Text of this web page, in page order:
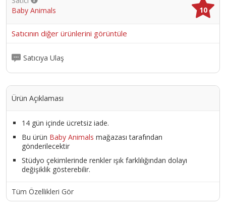
Baby Animals
10
Satıcının diğer ürünlerini görüntüle
Satıcıya Ulaş
Ürün Açıklaması
14 gün içinde ücretsiz iade.
Bu ürün Baby Animals mağazası tarafından
gönderilecektir
Stüdyo çekimlerinde renkler ışık farklılığından dolayı
değişiklik gösterebilir.
Tüm Özellikleri Gör